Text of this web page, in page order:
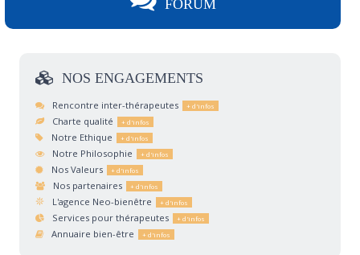
FORUM
NOS ENGAGEMENTS
Rencontre inter-thérapeutes
Charte qualité
Notre Ethique
Notre Philosophie
Nos Valeurs
Nos partenaires
L'agence Neo-bienêtre
Services pour thérapeutes
Annuaire bien-être